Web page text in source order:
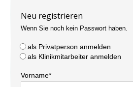
Neu registrieren
Wenn Sie noch kein Passwort haben.
als Privatperson anmelden
als Klinikmitarbeiter anmelden
Vorname*